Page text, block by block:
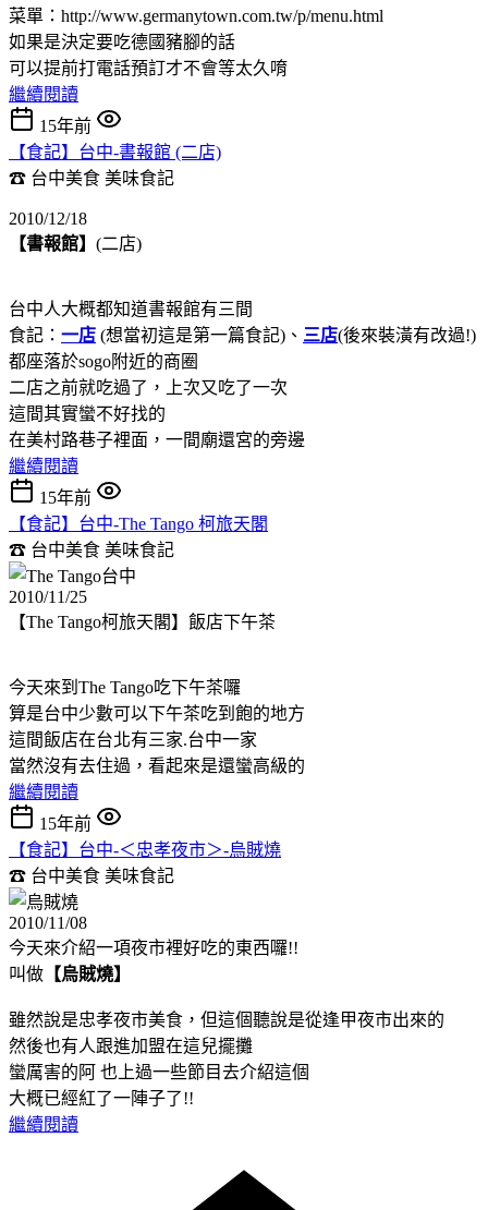
菜單：http://www.germanytown.com.tw/p/menu.html
如果是決定要吃德國豬腳的話
可以提前打電話預訂才不會等太久唷
繼續閱讀
15年前
【食記】台中-書報館 (二店)
☎ 台中美食 美味食記
2010/12/18
【書報館】 (二店)
台中人大概都知道書報館有三間
食記： 一店 (想當初這是第一篇食記)、 三店(後來裝潢有改過!)
都座落於sogo附近的商圈
二店之前就吃過了，上次又吃了一次
這間其實蠻不好找的
在美村路巷子裡面，一間廟還宮的旁邊
繼續閱讀
15年前
【食記】台中-The Tango 柯旅天閣
☎ 台中美食 美味食記
2010/11/25
【The Tango柯旅天閣】飯店下午茶
今天來到The Tango吃下午茶囉
算是台中少數可以下午茶吃到飽的地方
這間飯店在台北有三家.台中一家
當然沒有去住過，看起來是還蠻高級的
繼續閱讀
15年前
【食記】台中-＜忠孝夜市＞-烏賊燒
☎ 台中美食 美味食記
2010/11/08
今天來介紹一項夜市裡好吃的東西囉!!
叫做 【烏賊燒】
雖然說是忠孝夜市美食，但這個聽說是從逢甲夜市出來的
然後也有人跟進加盟在這兒擺攤
蠻厲害的阿 也上過一些節目去介紹這個
大概已經紅了一陣子了!!
繼續閱讀